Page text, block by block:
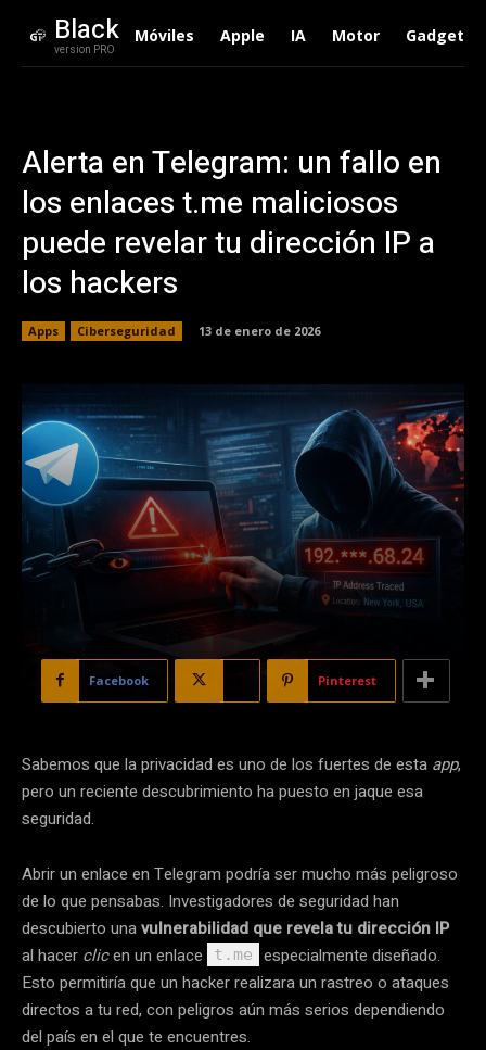
Black
version PRO
Móviles Apple IA Motor Gadgets
Alerta en Telegram: un fallo en
los enlaces t.me maliciosos
puede revelar tu dirección IP a
los hackers
Apps Ciberseguridad 13 de enero de 2026
Facebook Pinterest
Sabemos que la privacidad es uno de los fuertes de esta app,
pero un reciente descubrimiento ha puesto en jaque esa
seguridad.
Abrir un enlace en Telegram podría ser mucho más peligroso
de lo que pensabas. Investigadores de seguridad han
descubierto unavulnerabilidad que revela tu dirección IP
al hacer clicen un enlace t.me
especialmente diseñado.
Esto permitiría que un hacker realizara un rastreo o ataques
directos a tu red, con peligros aún más serios dependiendo
del país en el que te encuentres.